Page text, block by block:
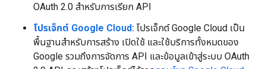
OAuth 2.0 สำหรับการเรียก API
โปรเจ็กต์ Google Cloud: โปรเจ็กต์ Google Cloud เป็น
พื้นฐานสำหรับการสร้าง เปิดใช้ และใช้บริการทั้งหมดของ
Google รวมถึงการจัดการ API และข้อมูลเข้าสู่ระบบ OAuth